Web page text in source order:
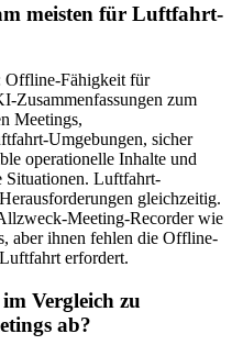
meisten für Luftfahrt-
Offline-Fähigkeit für
Zusammenfassungen zum
Meetings,
Umgebungen, sicher
operationelle Inhalte und
Situationen. Luftfahrt-
gleichzeitig.
Meeting-Recorder wie
aber ihnen fehlen die Offline-
erfordert.
Vergleich zu
ab?